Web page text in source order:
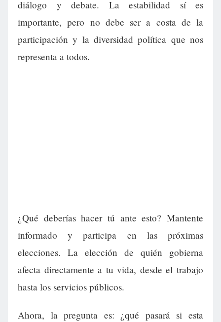
diálogo y debate. La estabilidad sí es
importante, pero no debe ser a costa de la
participación y la diversidad política que nos
representa a todos.
¿Qué deberías hacer tú ante esto? Mantente
informado y participa en las próximas
elecciones. La elección de quién gobierna
afecta directamente a tu vida, desde el trabajo
hasta los servicios públicos.
Ahora, la pregunta es: ¿qué pasará si esta